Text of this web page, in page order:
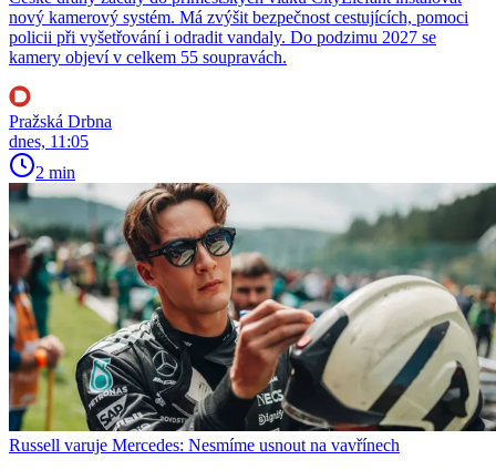
nový kamerový systém. Má zvýšit bezpečnost cestujících, pomoci
policii při vyšetřování i odradit vandaly. Do podzimu 2027 se
kamery objeví v celkem 55 soupravách.
Pražská Drbna
dnes, 11:05
2 min
Russell varuje Mercedes: Nesmíme usnout na vavřínech